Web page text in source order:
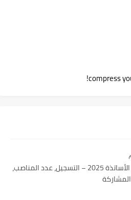
compress
مسابقة الأساتذة 2025 – التسجيل، عدد المناصب،